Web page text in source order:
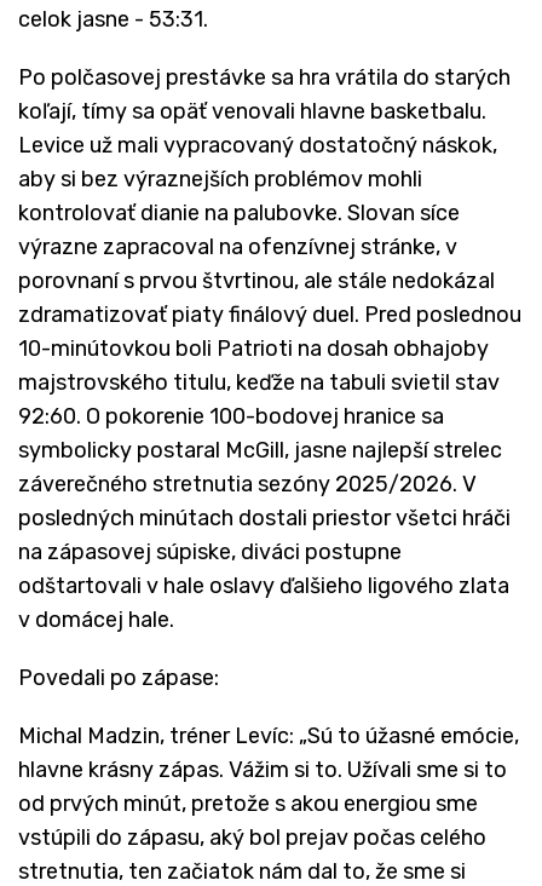
celok jasne - 53:31.
Po polčasovej prestávke sa hra vrátila do starých
koľají, tímy sa opäť venovali hlavne basketbalu.
Levice už mali vypracovaný dostatočný náskok,
aby si bez výraznejších problémov mohli
kontrolovať dianie na palubovke. Slovan síce
výrazne zapracoval na ofenzívnej stránke, v
porovnaní s prvou štvrtinou, ale stále nedokázal
zdramatizovať piaty finálový duel. Pred poslednou
10-minútovkou boli Patrioti na dosah obhajoby
majstrovského titulu, keďže na tabuli svietil stav
92:60. O pokorenie 100-bodovej hranice sa
symbolicky postaral McGill, jasne najlepší strelec
záverečného stretnutia sezóny 2025/2026. V
posledných minútach dostali priestor všetci hráči
na zápasovej súpiske, diváci postupne
odštartovali v hale oslavy ďalšieho ligového zlata
v domácej hale.
Povedali po zápase:
Michal Madzin, tréner Levíc: „Sú to úžasné emócie,
hlavne krásny zápas. Vážim si to. Užívali sme si to
od prvých minút, pretože s akou energiou sme
vstúpili do zápasu, aký bol prejav počas celého
stretnutia, ten začiatok nám dal to, že sme si